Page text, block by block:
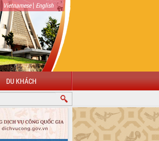
Vietnamese| English
DU KHÁCH